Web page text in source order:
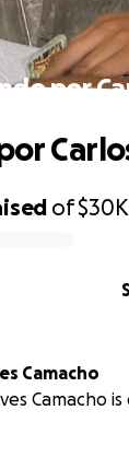
por
of$30K
Aceves Camacho
Camacho